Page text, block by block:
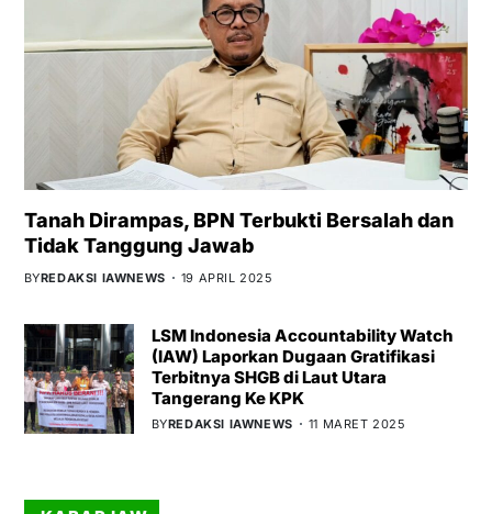
Tanah Dirampas, BPN Terbukti Bersalah dan
Tidak Tanggung Jawab
BYREDAKSI IAWNEWS 19 APRIL 2025
LSM Indonesia Accountability Watch
(IAW) Laporkan Dugaan Gratifikasi
Terbitnya SHGB di Laut Utara
Tangerang Ke KPK
BYREDAKSI IAWNEWS 11 MARET 2025